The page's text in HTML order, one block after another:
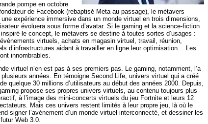
pompe en octobre
de Facebook (rebaptisé Meta au passage), le métavers
une expérience immersive dans un monde virtuel en trois dimensions,
évoluera sous forme d’avatar. Si le gaming et la science-fiction
le concept, le métavers se destine à toutes sortes d’usages :
virtuels, achats en magasin virtuel, travail, réunion,
d’infrastructures aidant à travailler en ligne leur optimisation… Les
innombrables.
virtuel n’en est pas à ses premiers pas. Le gaming, notamment, l’a
années. En témoigne Second Life, univers virtuel qui a créé
de quelque 30 millions d’utilisateurs au début des années 2000. Depuis,
propose ses propres univers virtuels, au contenu toujours plus
à l’image des mini-concerts virtuels du jeu Fortnite et leurs 12
Mais ces univers restent limités à leur propre jeu, là où le
signer l’avènement d’un monde virtuel interconnecté, et dessiner les
Web 3.0.